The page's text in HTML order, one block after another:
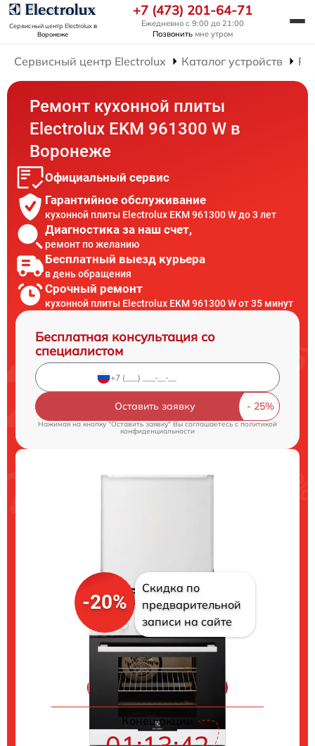
Сервисный центр Electroluxв
Воронеже
+7 (473) 201-64-71
Ежедневно с 9:00 до 21:00
Позвонить мне утром
Сервисный центр Electrolux Каталог устройств
Ремонт кухонной плиты
Electrolux EKM 961300 W в
Воронеже
Официальный сервис
Гарантийное обслуживание
кухонной плиты Electrolux EKM 961300 W до 3 лет
Диагностика за наш счет,
ремонт по желанию
Бесплатный выезд курьера
в день обращения
Срочный ремонт
кухонной плиты Electrolux EKM 961300 W от 35 минут
Бесплатная консультация со
специалистом
Оставить заявку
Нажимая на кнопку "Оставить заявку" Вы соглашаетесь cполитикой
конфиденциальности
-20%
Скидка по
предварительной
записи на сайте
Цены на ремонт
Конец акции